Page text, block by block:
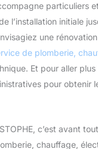
particuliers
l’installation initiale
une
de plomberie,
Et pour aller
pour obtenir
c’est avant
chauffage,